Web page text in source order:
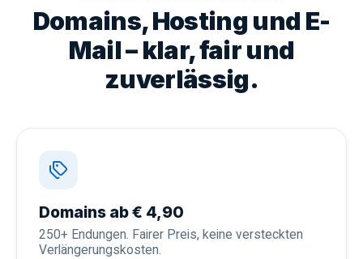
Domains, Hosting und E-
Mail – klar, fair und
zuverlässig.
Domains ab € 4,90
250+ Endungen. Fairer Preis, keine versteckten
Verlängerungskosten.